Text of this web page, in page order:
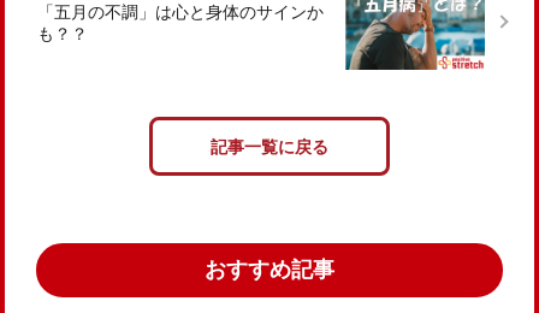
「五月の不調」は心と身体のサインか
も？？
記事一覧に戻る
おすすめ記事